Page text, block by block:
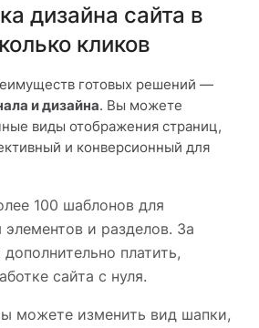
дизайна сайта в
кликов
готовых решений —
и дизайна. Вы можете
виды отображения страниц,
и конверсионный для
100 шаблонов для
и разделов. За
платить,
сайта с нуля.
можете изменить вид шапки,